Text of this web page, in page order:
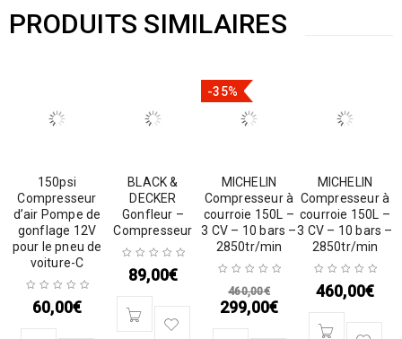
PRODUITS SIMILAIRES
150psi
Compresseur
d’air Pompe de
gonflage 12V
pour le pneu de
voiture-C
60,00€
BLACK &
DECKER
Gonfleur –
Compresseur
89,00€
-35%
MICHELIN
Compresseur à
courroie 150L –
3 CV – 10 bars –
2850tr/min
460,00€
299,00€
MICHELIN
Compresseur à
courroie 150L –
3 CV – 10 bars –
2850tr/min
460,00€